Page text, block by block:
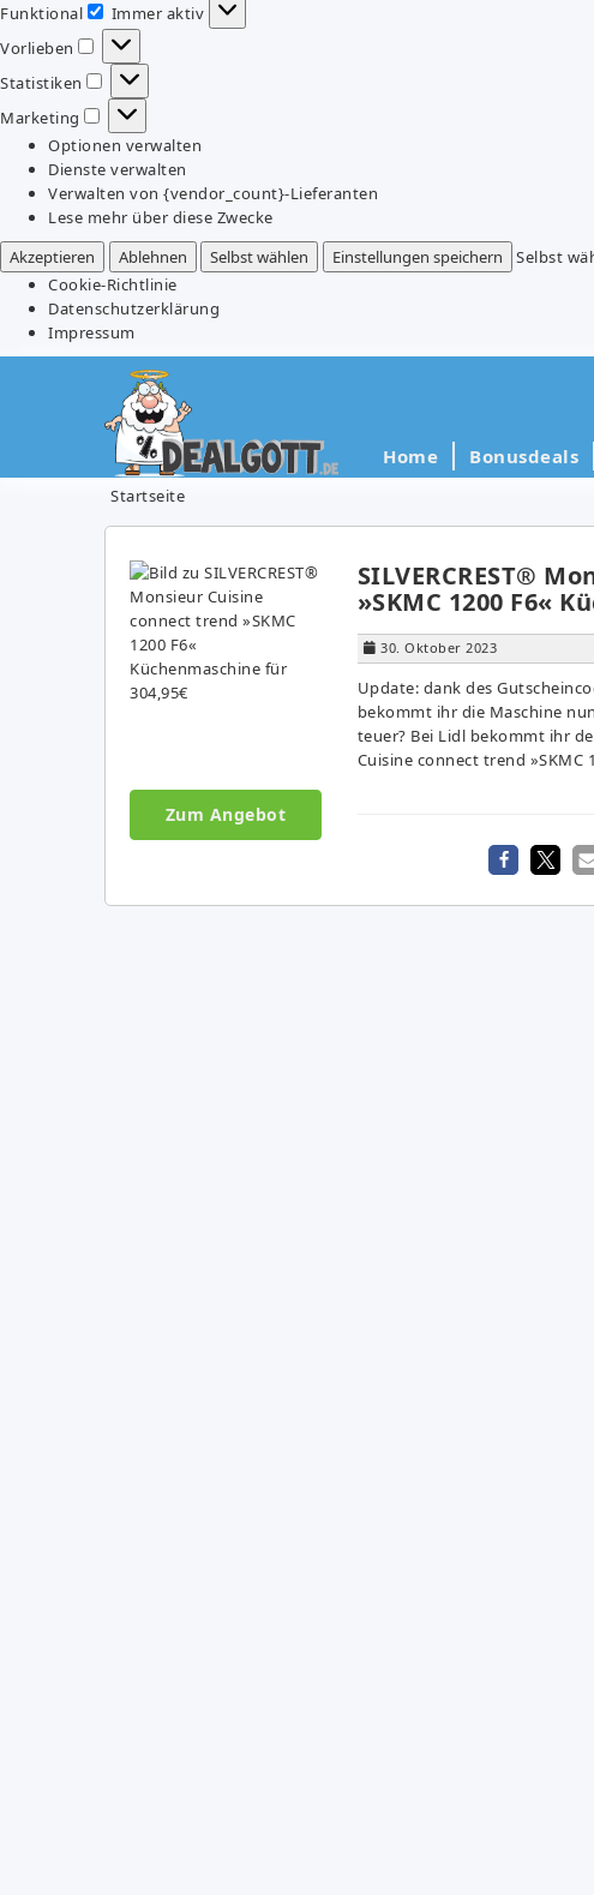
Funktional
Funktional
Immer aktiv
Vorlieben
Vorlieben
Statistiken
Statistiken
Marketing
Marketing
Optionen verwalten
Dienste verwalten
Verwalten von {vendor_count}-Lieferanten
Lese mehr über diese Zwecke
Akzeptieren
Ablehnen Selbst wählen Einstellungen speichern
Selbst
Cookie-Richtlinie
Datenschutzerklärung
Impressum
Home Bonusdeals
Startseite
SILVERCREST®
»SKMC 1200 F6«
30. Oktober 2023
Update: dank des
bekommt ihr die Maschine
teuer? Bei Lidl bekommt ihr
Cuisine connect trend »SKMC
Zum Angebot